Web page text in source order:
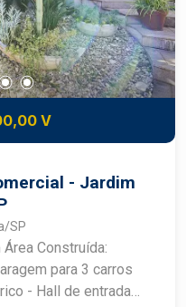
V
- Jardim
SP
Construída: